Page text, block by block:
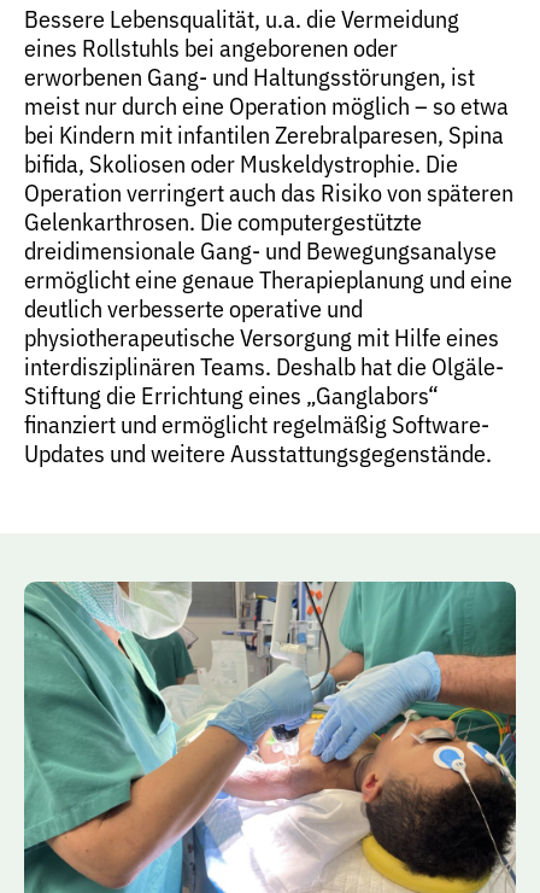
Bessere Lebensqualität, u.a. die Vermeidung
eines Rollstuhls bei angeborenen oder
erworbenen Gang- und Haltungsstörungen, ist
meist nur durch eine Operation möglich – so etwa
bei Kindern mit infantilen Zerebralparesen, Spina
bifida, Skoliosen oder Muskeldystrophie. Die
Operation verringert auch das Risiko von späteren
Gelenkarthrosen. Die computergestützte
dreidimensionale Gang- und Bewegungsanalyse
ermöglicht eine genaue Therapieplanung und eine
deutlich verbesserte operative und
physiotherapeutische Versorgung mit Hilfe eines
interdisziplinären Teams. Deshalb hat die Olgäle-
Stiftung die Errichtung eines „Ganglabors“
finanziert und ermöglicht regelmäßig Software-
Updates und weitere Ausstattungsgegenstände.